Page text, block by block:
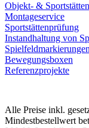
Objekt- &
Montageservice
Sportstättenprüfung
Instandhaltung von
Spielfeldmarkierungen
Bewegungsboxen
Referenzprojekte
Alle Preise inkl.
Mindestbestellwert